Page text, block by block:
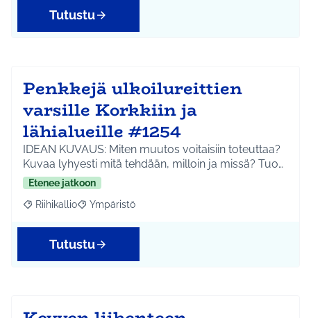
Tutustu
Penkkejä ulkoilureittien
varsille Korkkiin ja
lähialueille #1254
IDEAN KUVAUS: Miten muutos voitaisiin toteuttaa?
Kuvaa lyhyesti mitä tehdään, milloin ja missä? Tuo…
Etenee jatkoon
Rajaa tulokset aihepiirin mukaan: Riihikallio
Riihikallio Rajaa tulokset teeman mukaan: Ympäristö
Ympäristö
Tutustu